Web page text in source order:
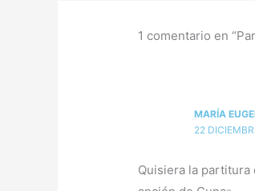
1 comentario en
MARÍA
22
Quisiera la partitura